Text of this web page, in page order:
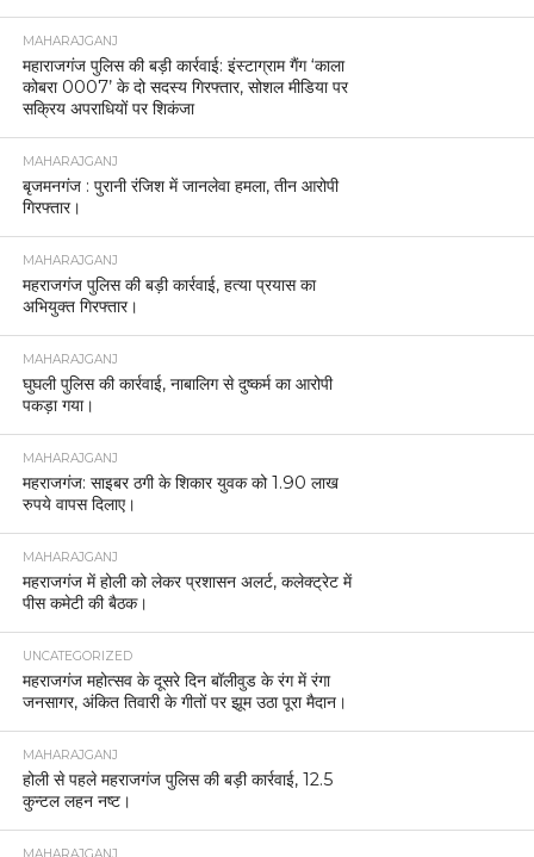
MAHARAJGANJ
महाराजगंज पुलिस की बड़ी कार्रवाई: इंस्टाग्राम गैंग ‘काला
कोबरा 0007’ के दो सदस्य गिरफ्तार, सोशल मीडिया पर
सक्रिय अपराधियों पर शिकंजा
MAHARAJGANJ
बृजमनगंज : पुरानी रंजिश में जानलेवा हमला, तीन आरोपी
गिरफ्तार।
MAHARAJGANJ
महराजगंज पुलिस की बड़ी कार्रवाई, हत्या प्रयास का
अभियुक्त गिरफ्तार।
MAHARAJGANJ
घुघली पुलिस की कार्रवाई, नाबालिग से दुष्कर्म का आरोपी
पकड़ा गया।
MAHARAJGANJ
महराजगंज: साइबर ठगी के शिकार युवक को 1.90 लाख
रुपये वापस दिलाए।
MAHARAJGANJ
महराजगंज में होली को लेकर प्रशासन अलर्ट, कलेक्ट्रेट में
पीस कमेटी की बैठक।
UNCATEGORIZED
महराजगंज महोत्सव के दूसरे दिन बॉलीवुड के रंग में रंगा
जनसागर, अंकित तिवारी के गीतों पर झूम उठा पूरा मैदान।
MAHARAJGANJ
होली से पहले महराजगंज पुलिस की बड़ी कार्रवाई, 12.5
कुन्टल लहन नष्ट।
MAHARAJGANJ